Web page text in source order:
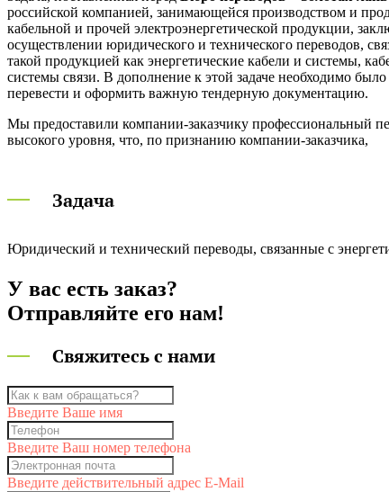
российской компанией, занимающейся производством и
кабельной и прочей электроэнергетической продукции,
осуществлении юридического и технического переводов,
такой продукцией как энергетические кабели и системы,
системы связи. В дополнение к этой задаче необходимо
перевести и оформить важную тендерную документацию.
Мы предоставили компании-заказчику профессиональный
высокого уровня, что, по признанию компании-заказчика,
Задача
Юридический и технический переводы, связанные с
У вас есть заказ?
Отправляйте его нам!
Свяжитесь с нами
Введите Ваше имя
Введите Ваш номер телефона
Введите действительный адрес E-Mail